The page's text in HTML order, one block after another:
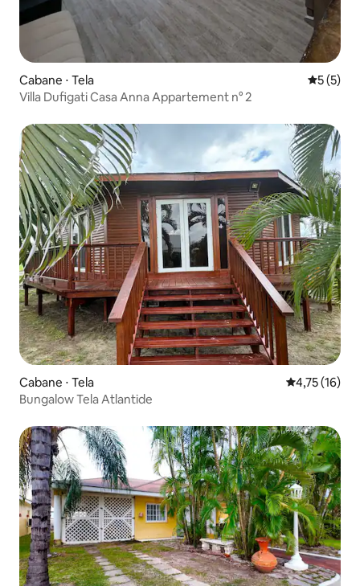
Cabane ⋅ Tela
5 (5)
Villa Dufigati Casa Anna Appartement n° 2
Cabane ⋅ Tela Évaluation
4,75 (16)
Bungalow Tela Atlantide